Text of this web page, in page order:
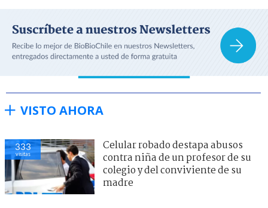
VISTO AHORA
333
visitas
Celular robado destapa abusos
contra niña de un profesor de su
colegio y del conviviente de su
madre